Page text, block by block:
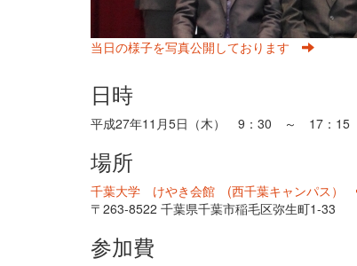
当日の様子を写真公開しております
日時
平成27年11月5日（木） 9：30 ～ 17：15
場所
千葉大学 けやき会館 (西千葉キャンパス）
〒263-8522 千葉県千葉市稲毛区弥生町1-33
参加費